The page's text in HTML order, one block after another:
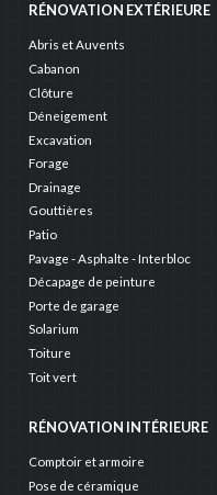
RÉNOVATION EXTÉRIEURE
Abris et Auvents
Cabanon
Clôture
Déneigement
Excavation
Forage
Drainage
Gouttières
Patio
Pavage - Asphalte - Interbloc
Décapage de peinture
Porte de garage
Solarium
Toiture
Toit vert
RÉNOVATION INTÉRIEURE
Comptoir et armoire
Pose de céramique